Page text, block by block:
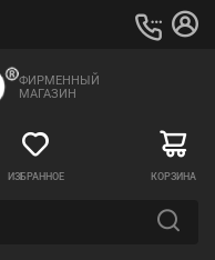
ФИРМЕННЫЙ
МАГАЗИН
ИЗБРАННОЕ КОРЗИНА